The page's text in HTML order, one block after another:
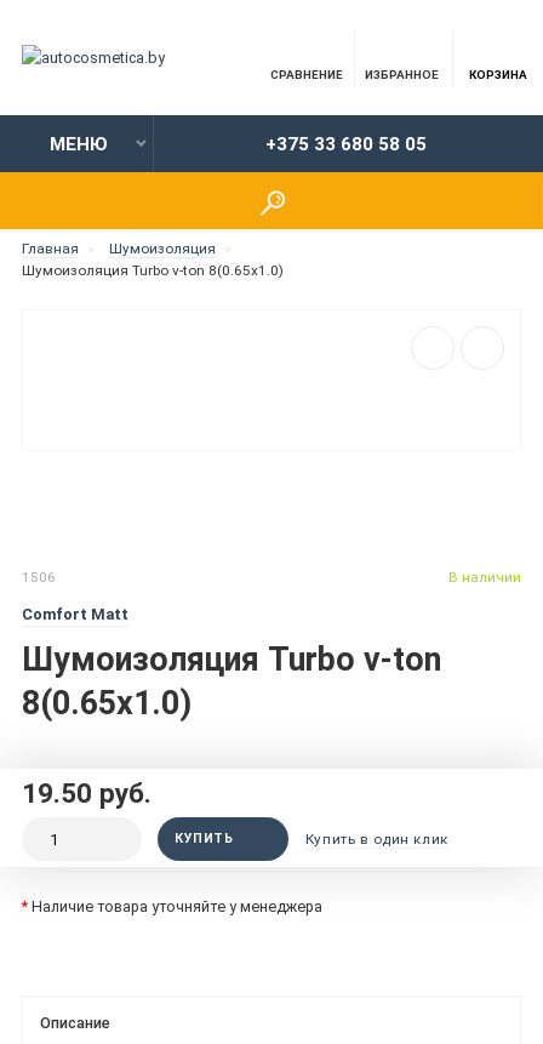
СРАВНЕНИЕ ИЗБРАННОЕ КОРЗИНА
МЕНЮ +375 33 680 58 05
Главная
Шумоизоляция
Шумоизоляция Turbo v-ton 8(0.65x1.0)
1506
Comfort Matt
Шумоизоляция Turbo v-ton
8(0.65x1.0)
В наличии
19.50 руб.
КУПИТЬ Купить в один клик
* Наличие товара уточняйте у менеджера
Описание